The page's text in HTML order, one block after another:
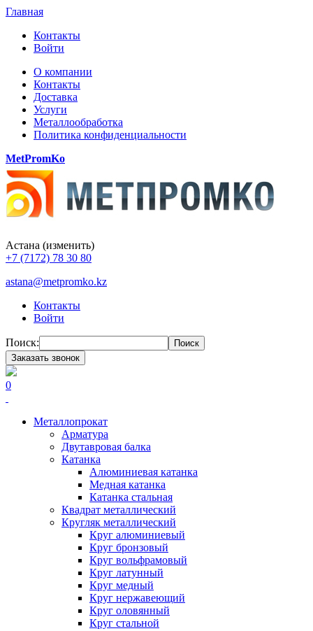
Главная
Контакты
Войти
О компании
Контакты
Доставка
Услуги
Металлообработка
Политика конфиденциальности
MetPromKo
Астана (изменить)
+7 (7172) 78 30 80
astana@metpromko.kz
Контакты
Войти
Поиск:
Поиск
Заказать звонок
0
Металлопрокат
Арматура
Двутавровая балка
Катанка
Алюминиевая катанка
Медная катанка
Катанка стальная
Квадрат металлический
Кругляк металлический
Круг алюминиевый
Круг бронзовый
Круг вольфрамовый
Круг латунный
Круг медный
Круг нержавеющий
Круг оловянный
Круг стальной